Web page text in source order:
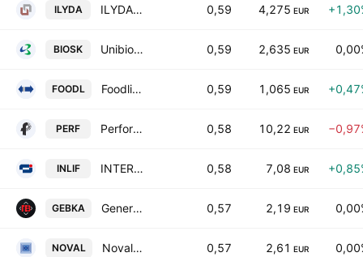
ILYDA ILYDA S.A. 0,59 4,275 EUR
BIOSK Unibios Holdings S.A. 0,59 2,635 EUR
FOODL Foodlink S.A. 0,59 1,065 EUR
PERF Performance Technologies AE 0,58 10,22 EUR
INLIF INTERLIFE General Insurance Company SA 0,58 7,08 EUR
GEBKA General Commercial & Industrial S.A. 0,57 2,19 EUR
NOVAL Noval Property Real Estate Investment Company 0,57 2,61 EUR